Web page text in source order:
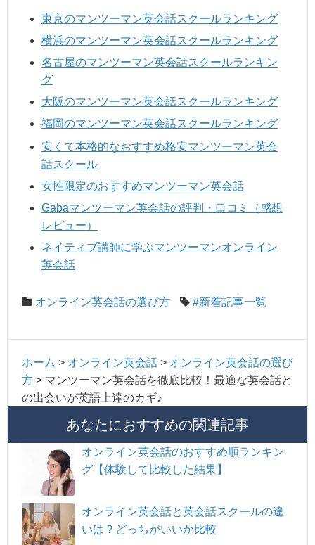
東京のマンツーマン英会話スクールランキング
横浜のマンツーマン英会話スクールランキング
名古屋のマンツーマン英会話スクールランキン
グ
大阪のマンツーマン英会話スクールランキング
福岡のマンツーマン英会話スクールランキング
安くて本格的なおすすめ格安マンツーマン英会
話スクール
女性限定のおすすめマンツーマン英会話
Gabaマンツーマン英会話の評判・口コミ（感想
レビュー）
ネイティブ講師に学ぶマンツーマンオンライン
英会話
オンライン英会話の選び方 #新着記事一覧
ホーム > オンライン英会話 > オンライン英会話の選び
方 > マンツーマン英会話を徹底比較！最適な英会話と
の出会いが英語上達のカギ♪
あなたにおすすめの関連記事
オンライン英会話のおすすめ順ランキン
グ【体験して比較した結果】
オンライン英会話と英会話スクールの違
いは？どっちがいいか比較